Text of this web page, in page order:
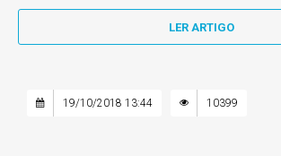
LER ARTIGO
19/10/2018 13:44 10399